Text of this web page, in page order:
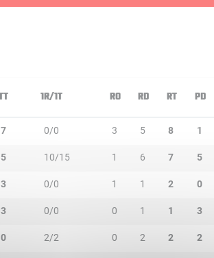
1R/1T RO RD RT PD
0/0 3 5 8 1
10/15 1 6 7 5
0/0 1 1 2 0
0/0 0 1 1 3
2/2 0 2 2 2